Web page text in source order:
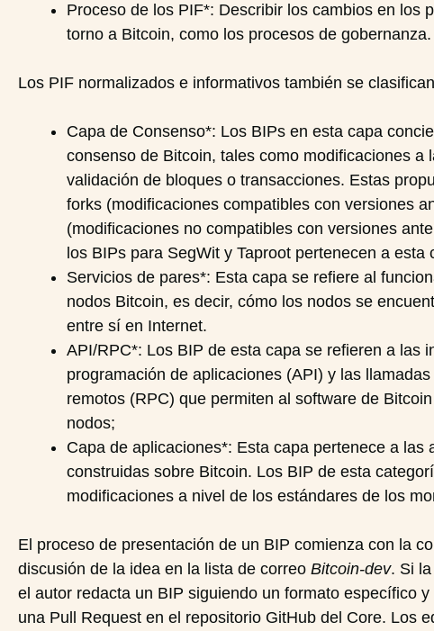
Proceso de los PIF*: Describir los cambios en los
torno a Bitcoin, como los procesos de gobernanza.
Los PIF normalizados e informativos también se
Capa de Consenso*: Los BIPs en esta capa
consenso de Bitcoin, tales como modificaciones a
validación de bloques o transacciones. Estas
forks (modificaciones compatibles con versiones
(modificaciones no compatibles con versiones
los BIPs para SegWit y Taproot pertenecen a esta
Servicios de pares*: Esta capa se refiere al
nodos Bitcoin, es decir, cómo los nodos se
entre sí en Internet.
API/RPC*: Los BIP de esta capa se refieren a las
programación de aplicaciones (API) y las
remotos (RPC) que permiten al software de
nodos;
Capa de aplicaciones*: Esta capa pertenece a las
construidas sobre Bitcoin. Los BIP de esta
modificaciones a nivel de los estándares de los
El proceso de presentación de un BIP comienza con la
discusión de la idea en la lista de correo Bitcoin-dev. Si
el autor redacta un BIP siguiendo un formato específico
una Pull Request en el repositorio GitHub del Core. Los